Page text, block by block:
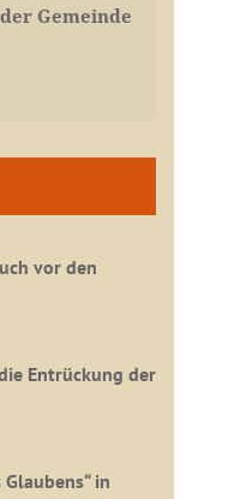
Gemeinde
vor den
Entrückung der
Glaubens“ in